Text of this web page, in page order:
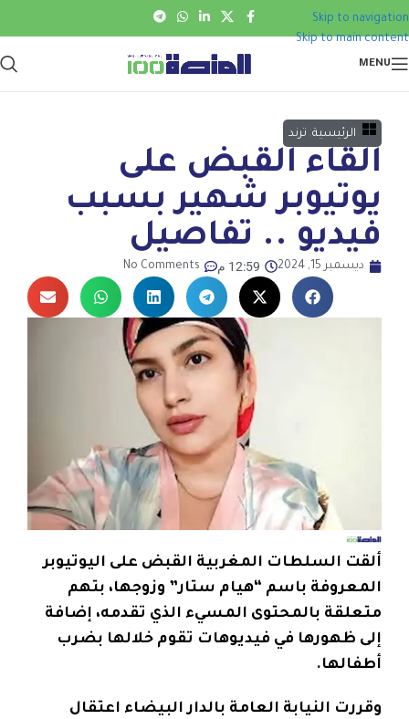
Skip to navigation
Skip to main content
MENU
الرئيسية ترند
القاء القبض على
يوتيوبر شهير بسبب
فيديو .. تفاصيل
ديسمبر 15, 2024 12:59 م No Comments
ألقت السلطات المغربية القبض على اليوتيوبر
المعروفة باسم “هيام ستار” وزوجها، بتهم
متعلقة بالمحتوى المسيء الذي تقدمه، إضافة
إلى ظهورها في فيديوهات تقوم خلالها بضرب
أطفالها.
وقررت النيابة العامة بالدار البيضاء اعتقال